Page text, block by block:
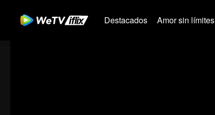
Destacados Amor sin límites